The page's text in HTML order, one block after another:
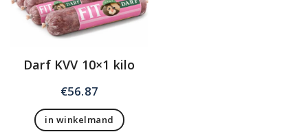
Darf KVV 10×1 kilo
€56.87
in winkelmand